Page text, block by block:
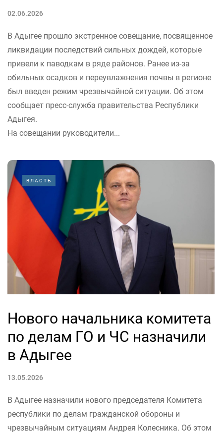
02.06.2026
В Адыгее прошло экстренное совещание, посвященное
ликвидации последствий сильных дождей, которые
привели к паводкам в ряде районов. Ранее из-за
обильных осадков и переувлажнения почвы в регионе
был введен режим чрезвычайной ситуации. Об этом
сообщает пресс-служба правительства Республики
Адыгея.
На совещании руководители...
ВЛАСТЬ
Нового начальника комитета
по делам ГО и ЧС назначили
в Адыгее
13.05.2026
В Адыгее назначили нового председателя Комитета
республики по делам гражданской обороны и
чрезвычайным ситуациям Андрея Колесника. Об этом